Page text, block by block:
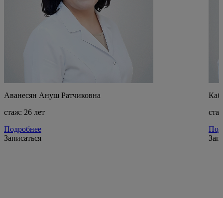
Аванесян Ануш Ратчиковна
стаж: 26 лет
Подробнее
Записаться